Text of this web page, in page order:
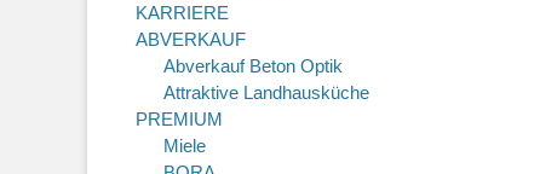
KARRIERE
ABVERKAUF
Abverkauf Beton Optik
Attraktive Landhausküche
PREMIUM
Miele